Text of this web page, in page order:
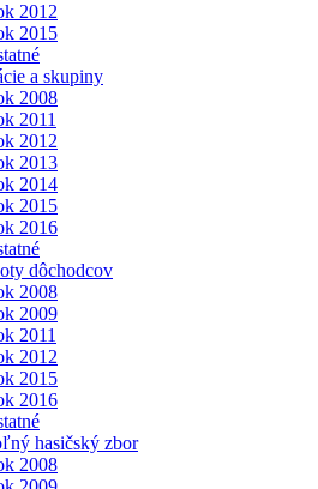
2012
2015
a skupiny
2008
2011
2012
2013
2014
2015
2016
dôchodcov
2008
2009
2011
2012
2015
2016
hasičský zbor
2008